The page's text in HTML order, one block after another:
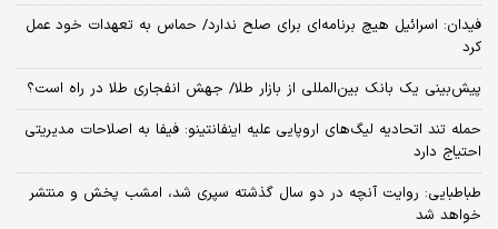
فیدان: اسرائیل هیچ برنامه‌ای برای صلح ندارد/ حماس به تعهدات خود عمل
کرد
پیش‌بینی یک بانک بین‌المللی از بازار طلا/ جهش انفجاری طلا در راه است؟
حمله تند اتحادیه لیگ‌های اروپایی علیه اینفانتینو: فیفا به اصلاحات مدیریتی
احتیاج دارد
طباطبایی: روایت آنچه در دو سال گذشته سپری شد، امشب پخش و منتشر
خواهد شد